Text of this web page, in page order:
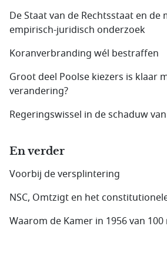
De Staat van de Rechtsstaat en de
empirisch-juridisch onderzoek
Koranverbranding wél bestraffen
Groot deel Poolse kiezers is klaar
verandering?
Regeringswissel in de schaduw
En verder
Voorbij de versplintering
NSC, Omtzigt en het
Waarom de Kamer in 1956 van